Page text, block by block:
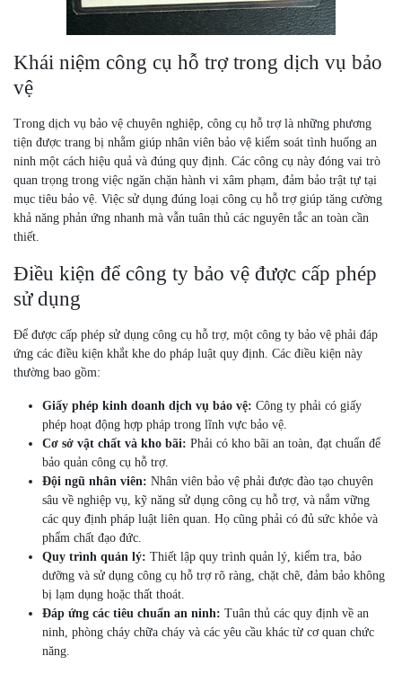
Khái niệm công cụ hỗ trợ trong dịch vụ bảo
vệ
Trong dịch vụ bảo vệ chuyên nghiệp, công cụ hỗ trợ là những phương
tiện được trang bị nhằm giúp nhân viên bảo vệ kiểm soát tình huống an
ninh một cách hiệu quả và đúng quy định. Các công cụ này đóng vai trò
quan trọng trong việc ngăn chặn hành vi xâm phạm, đảm bảo trật tự tại
mục tiêu bảo vệ. Việc sử dụng đúng loại công cụ hỗ trợ giúp tăng cường
khả năng phản ứng nhanh mà vẫn tuân thủ các nguyên tắc an toàn cần
thiết.
Điều kiện để công ty bảo vệ được cấp phép
sử dụng
Để được cấp phép sử dụng công cụ hỗ trợ, một công ty bảo vệ phải đáp
ứng các điều kiện khắt khe do pháp luật quy định. Các điều kiện này
thường bao gồm:
Giấy phép kinh doanh dịch vụ bảo vệ: Công ty phải có giấy
phép hoạt động hợp pháp trong lĩnh vực bảo vệ.
Cơ sở vật chất và kho bãi: Phải có kho bãi an toàn, đạt chuẩn để
bảo quản công cụ hỗ trợ.
Đội ngũ nhân viên: Nhân viên bảo vệ phải được đào tạo chuyên
sâu về nghiệp vụ, kỹ năng sử dụng công cụ hỗ trợ, và nắm vững
các quy định pháp luật liên quan. Họ cũng phải có đủ sức khỏe và
phẩm chất đạo đức.
Quy trình quản lý: Thiết lập quy trình quản lý, kiểm tra, bảo
dưỡng và sử dụng công cụ hỗ trợ rõ ràng, chặt chẽ, đảm bảo không
bị lạm dụng hoặc thất thoát.
Đáp ứng các tiêu chuẩn an ninh: Tuân thủ các quy định về an
ninh, phòng cháy chữa cháy và các yêu cầu khác từ cơ quan chức
năng.